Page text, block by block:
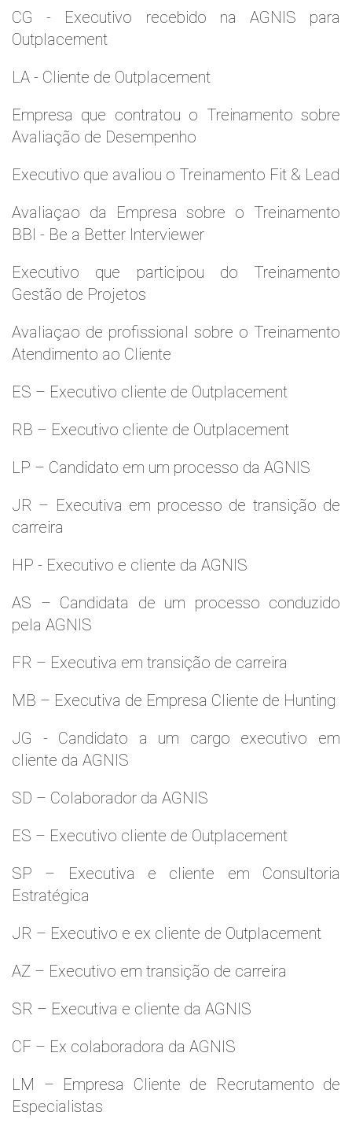
CG - Executivo recebido na AGNIS para
Outplacement
LA - Cliente de Outplacement
Empresa que contratou o Treinamento sobre
Avaliação de Desempenho
Executivo que avaliou o Treinamento Fit & Lead
Avaliaçao da Empresa sobre o Treinamento
BBI - Be a Better Interviewer
Executivo que participou do Treinamento
Gestão de Projetos
Avaliaçao de profissional sobre o Treinamento
Atendimento ao Cliente
ES – Executivo cliente de Outplacement
RB – Executivo cliente de Outplacement
LP – Candidato em um processo da AGNIS
JR – Executiva em processo de transição de
carreira
HP - Executivo e cliente da AGNIS
AS – Candidata de um processo conduzido
pela AGNIS
FR – Executiva em transição de carreira
MB – Executiva de Empresa Cliente de Hunting
JG - Candidato a um cargo executivo em
cliente da AGNIS
SD – Colaborador da AGNIS
ES – Executivo cliente de Outplacement
SP – Executiva e cliente em Consultoria
Estratégica
JR – Executivo e ex cliente de Outplacement
AZ – Executivo em transição de carreira
SR – Executiva e cliente da AGNIS
CF – Ex colaboradora da AGNIS
LM – Empresa Cliente de Recrutamento de
Especialistas